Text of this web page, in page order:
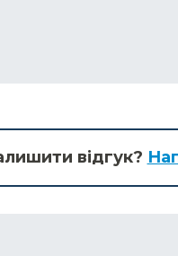
відгук?